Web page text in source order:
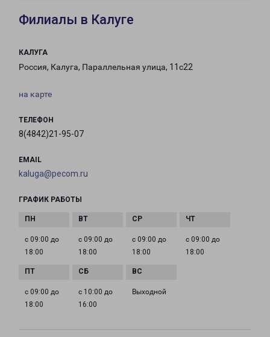
Филиалы в Калуге
КАЛУГА
Россия, Калуга, Параллельная улица, 11с22
на карте
ТЕЛЕФОН
8(4842)21-95-07
EMAIL
kaluga@pecom.ru
ГРАФИК РАБОТЫ
с 09:00 до
18:00
с 09:00 до
18:00
с 09:00 до
18:00
с 09:00 до
18:00
с 09:00 до
18:00
с 10:00 до
16:00
Выходной